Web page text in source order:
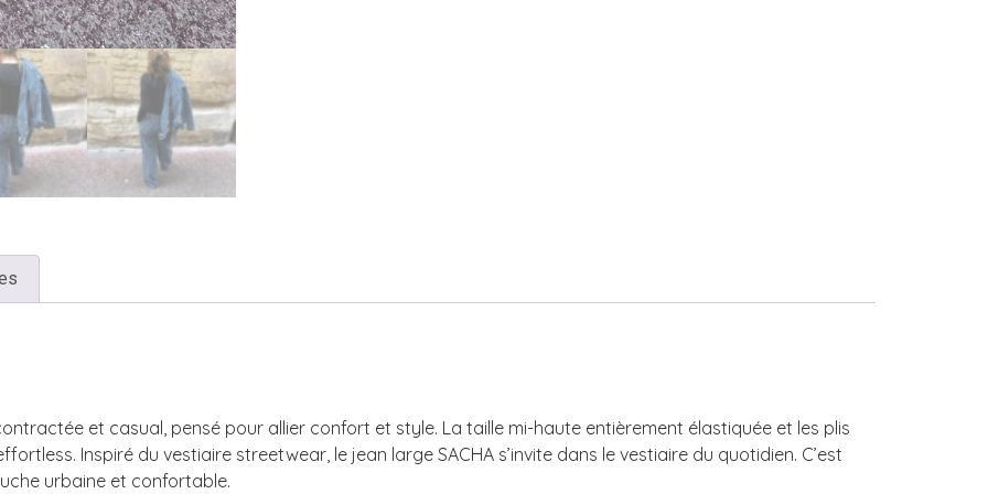
et casual, pensé pour allier confort et style. La taille mi-haute entièrement élastiquée et les plis
Inspiré du vestiaire streetwear, le jean large SACHA s’invite dans le vestiaire du quotidien. C’est
urbaine et confortable.